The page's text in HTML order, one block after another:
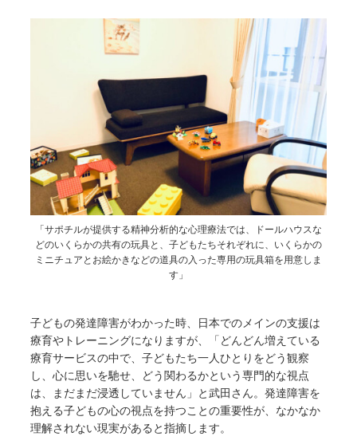
「サポチルが提供する精神分析的な心理療法では、ドールハウスな
どのいくらかの共有の玩具と、子どもたちそれぞれに、いくらかの
ミニチュアとお絵かきなどの道具の入った専用の玩具箱を用意しま
す」
子どもの発達障害がわかった時、日本でのメインの支援は
療育やトレーニングになりますが、「どんどん増えている
療育サービスの中で、子どもたち一人ひとりをどう観察
し、心に思いを馳せ、どう関わるかという専門的な視点
は、まだまだ浸透していません」と武田さん。発達障害を
抱える子どもの心の視点を持つことの重要性が、なかなか
理解されない現実があると指摘します。